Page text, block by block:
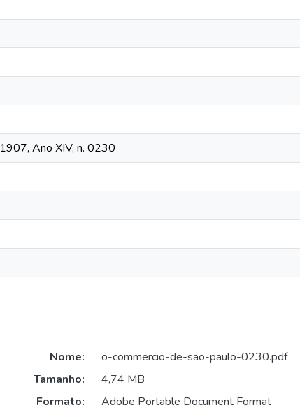
Ano XIV, n. 0230
Nome:
o-commercio-de-sao-paulo-0230.pdf
Tamanho:
4,74 MB
Formato:
Adobe Portable Document Format